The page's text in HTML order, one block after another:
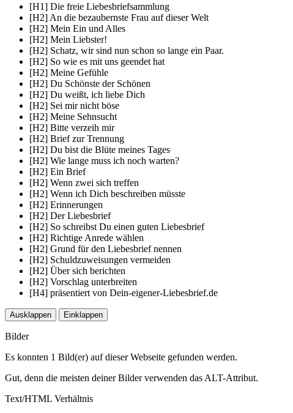
[H1] Die freie Liebesbriefsammlung
[H2] An die bezaubernste Frau auf dieser Welt
[H2] Mein Ein und Alles
[H2] Mein Liebster!
[H2] Schatz, wir sind nun schon so lange ein Paar.
[H2] So wie es mit uns geendet hat
[H2] Meine Gefühle
[H2] Du Schönste der Schönen
[H2] Du weißt, ich liebe Dich
[H2] Sei mir nicht böse
[H2] Meine Sehnsucht
[H2] Bitte verzeih mir
[H2] Brief zur Trennung
[H2] Du bist die Blüte meines Tages
[H2] Wie lange muss ich noch warten?
[H2] Ein Brief
[H2] Wenn zwei sich treffen
[H2] Wenn ich Dich beschreiben müsste
[H2] Erinnerungen
[H2] Der Liebesbrief
[H2] So schreibst Du einen guten Liebesbrief
[H2] Richtige Anrede wählen
[H2] Grund für den Liebesbrief nennen
[H2] Schuldzuweisungen vermeiden
[H2] Über sich berichten
[H2] Vorschlag unterbreiten
[H4] präsentiert von Dein-eigener-Liebesbrief.de
Ausklappen Einklappen
Bilder
Es konnten 1 Bild(er) auf dieser Webseite gefunden werden.
Gut, denn die meisten deiner Bilder verwenden das ALT-Attribut.
Text/HTML Verhältnis